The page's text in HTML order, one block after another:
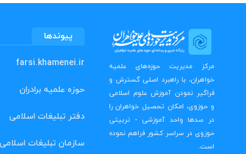
مرکز مدیریت حوزه‌های علمیه
خواهران، با راهبرد اصلی گسترش و
فراگیر نمودن آموزش علوم اسلامی
و حوزوی، امکان تحصیل خواهران را
در صدها واحد آموزشی - تربیتی
حوزوی در سراسر کشور فراهم نموده
است.
پیوندها
farsi.khamenei.ir
حوزه علمیه برادران
دفتر تبلیغات اسلامی
سازمان تبلیغات اسلامی